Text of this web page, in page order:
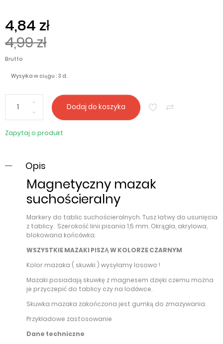
4,84 zł
4,99 zł
Brutto
Wysyłka w ciągu : 3 d.
Dodaj do koszyka
Zapytaj o produkt
Opis
Magnetyczny mazak
suchościeralny
Markery do tablic suchościeralnych. Tusz łatwy do usunięcia
z tablicy. Szerokość linii pisania 1,5 mm. Okrągła, akrylowa,
blokowana końcówka.
WSZYSTKIE MAZAKI PISZĄ W KOLORZE CZARNYM
Kolor mazaka ( skuwki ) wysyłamy losowo !
Mazaki posiadają skuwkę z magnesem dzięki czemu można
je przyczepić do tablicy czy na lodówce.
Skuwka mazaka zakończona jest gumką do zmazywania.
Przykładowe zastosowanie
Dane techniczne